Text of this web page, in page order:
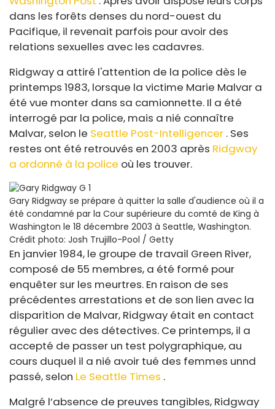
dans les forêts denses du nord-ouest du
Pacifique, il revenait parfois pour avoir des
relations sexuelles avec les cadavres.
Ridgway a attiré l'attention de la police dès le
printemps 1983, lorsque la victime Marie Malvar a
été vue monter dans sa camionnette. Il a été
interrogé par la police, mais a nié connaître
Malvar, selon le Seattle Post-Intelligencer . Ses
restes ont été retrouvés en 2003 après Ridgway
a ordonné à la police où les trouver.
Gary Ridgway se prépare à quitter la salle d'audience où il a
été condamné par la Cour supérieure du comté de King à
Washington le 18 décembre 2003 à Seattle, Washington.
Crédit photo: Josh Trujillo-Pool / Getty
En janvier 1984, le groupe de travail Green River,
composé de 55 membres, a été formé pour
enquêter sur les meurtres. En raison de ses
précédentes arrestations et de son lien avec la
disparition de Malvar, Ridgway était en contact
régulier avec des détectives. Ce printemps, il a
accepté de passer un test polygraphique, au
cours duquel il a nié avoir tué des femmes unnd
passé, selon Le Seattle Times .
Malgré l’absence de preuves tangibles, Ridgway